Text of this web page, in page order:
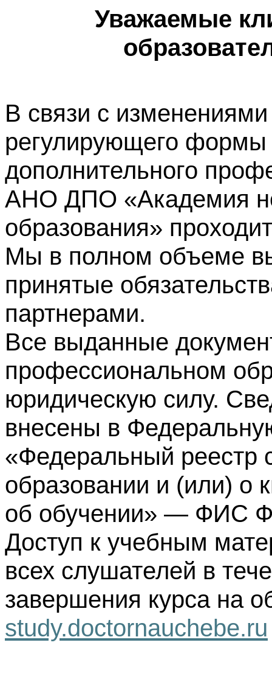
Уважаемые
В связи с изменениями
регулирующего формы
дополнительного
АНО ДПО «Академия
образования»
Мы в полном объеме
принятые
партнерами.
Все выданные
профессиональном
юридическую силу.
внесены в
«Федеральный реестр
образовании и (или) о
об обучении» — ФИС
Доступ к учебным
всех слушателей в
завершения курса на
study.doctornauchebe.ru